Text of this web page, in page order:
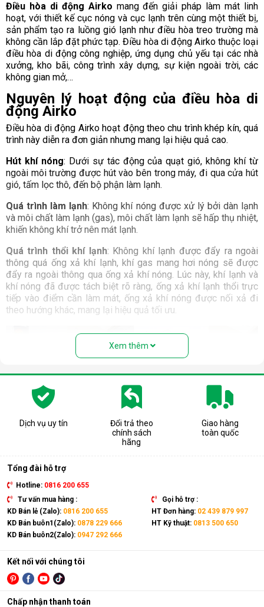
Điều hòa di động Airko mang đến giải pháp làm mát linh
hoạt, với thiết kế cục nóng và cục lạnh trên cùng một thiết bị,
sản phẩm tạo ra luồng gió lạnh như điều hòa treo trường mà
không cần lắp đặt phức tạp. Điều hòa di động Airko thuộc loại
điều hòa di động công nghiệp, ứng dụng chủ yếu tại các nhà
xưởng, kho bãi, công trình xây dựng, sự kiện ngoài trời, các
không gian mở,…
Nguyên lý hoạt động của điều hòa di
động Airko
Điều hòa di động Airko hoạt động theo chu trình khép kín, quá
trình này diễn ra đơn giản nhưng mang lại hiệu quả cao.
Hút khí nóng: Dưới sự tác động của quạt gió, không khí từ
ngoài môi trường được hút vào bên trong máy, đi qua cửa hút
gió, tấm lọc thô, đến bộ phận làm lạnh.
Quá trình làm lạnh: Không khí nóng được xử lý bởi dàn lạnh
và môi chất làm lạnh (gas), môi chất làm lạnh sẽ hấp thụ nhiệt,
khiến không khí trở nên mát lạnh.
Quá trình thổi khí lạnh: Không khí lạnh được đẩy ra ngoài
thông quá ống xả khí lạnh, khí gas mang hơi nóng sẽ được
đẩy ra ngoài thông qua ống xả khí nóng. Lúc này, khí lạnh và
khí nóng đã được tách biệt rõ ràng, ống xả khí lạnh thổi trực
tiếp vào điểm cần làm mát, ống xả khí nóng được nối xả đi
theo hướng khác, mang lại hiệu quả tối ưu.
Lợi ích khi sử dụng điều hòa di động
Airko
Sử dụng điều hòa di động Airko giúp làm mát nhanh chóng,
mang lại sự tiện lợi và tiết kiệm chi phí đầu tư lâu dài.
Dễ dàng di chuyển, có tính di động cao
Điều hòa di động Airko sở hữu thiết kế gọn gàng, vuông vắn,
Xem thêm
Dịch vụ uy tín
Đổi trả theo
chính sách
hãng
Giao hàng
toàn quốc
Tổng đài hỗ trợ
Hotline: 0816 200 655
Tư vấn mua hàng :
KD Bán lẻ (Zalo): 0816 200 655
KD Bán buôn1(Zalo): 0878 229 666
KD Bán buôn2(Zalo): 0947 292 666
Gọi hỗ trợ :
HT Đơn hàng: 02 439 879 997
HT Kỹ thuật: 0813 500 650
Kết nối với chúng tôi
Chấp nhận thanh toán